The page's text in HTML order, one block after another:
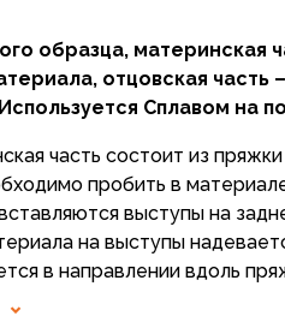
ветрозащита
утеплителем
образца, материнская
отцовская часть
Сплавом на
часть состоит из
пробить в
выступы на
на выступы
в направлении вдоль